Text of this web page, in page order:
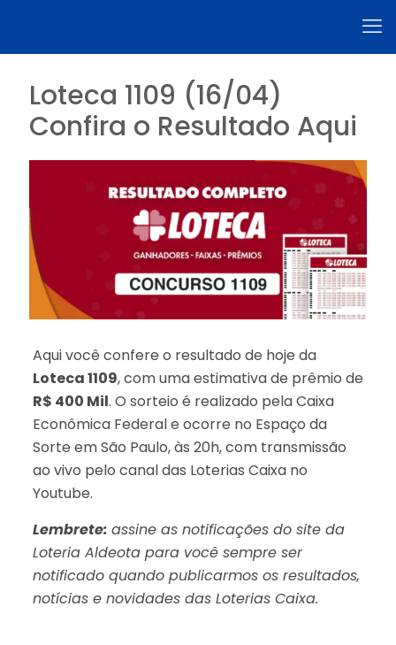
Loteca 1109 (16/04)
Confira o Resultado Aqui
Aqui você confere o resultado de hoje da
Loteca 1109, com uma estimativa de prêmio de
R$ 400 Mil. O sorteio é realizado pela Caixa
Econômica Federal e ocorre no Espaço da
Sorte em São Paulo, às 20h, com transmissão
ao vivo pelo canal das Loterias Caixa no
Youtube.
Lembrete: assine as notificações do site da
Loteria Aldeota para você sempre ser
notificado quando publicarmos os resultados,
notícias e novidades das Loterias Caixa.